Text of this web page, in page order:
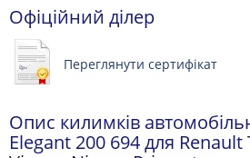
Офіційний ділер
Переглянути сертифікат
Опис килимків
Elegant 200 694 для